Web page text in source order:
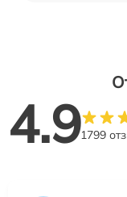
4.91799